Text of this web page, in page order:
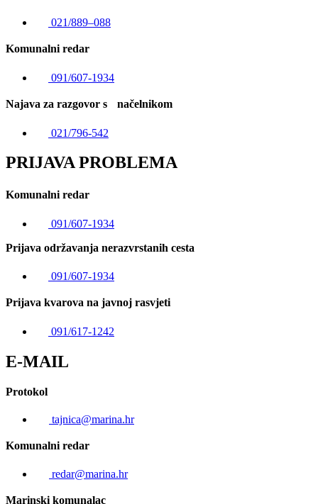
021/889–088
Komunalni redar
091/607-1934
Najava za razgovor s načelnikom
021/796-542
PRIJAVA PROBLEMA
Komunalni redar
091/607-1934
Prijava održavanja nerazvrstanih cesta
091/607-1934
Prijava kvarova na javnoj rasvjeti
091/617-1242
E-MAIL
Protokol
tajnica@marina.hr
Komunalni redar
redar@marina.hr
Marinski komunalac